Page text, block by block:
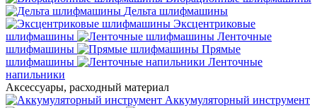
Дельта шлифмашины
Эксцентриковые
шлифмашины
Ленточные
шлифмашины
Прямые
шлифмашины
Ленточные
напильники
Аксессуары, расходный материал
Аккумуляторный инструмент